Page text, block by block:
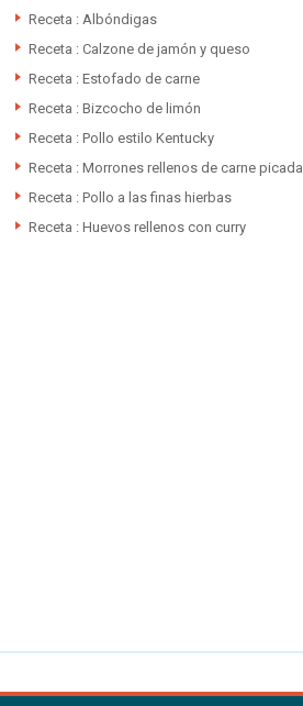
Receta : Albóndigas
Receta : Calzone de jamón y queso
Receta : Estofado de carne
Receta : Bizcocho de limón
Receta : Pollo estilo Kentucky
Receta : Morrones rellenos de carne picada
Receta : Pollo a las finas hierbas
Receta : Huevos rellenos con curry